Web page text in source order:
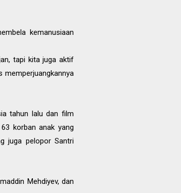
kemanusiaan
tapi kita juga aktif
memperjuangkannya
tahun lalu dan film
korban anak yang
juga pelopor Santri
Mehdiyev, dan